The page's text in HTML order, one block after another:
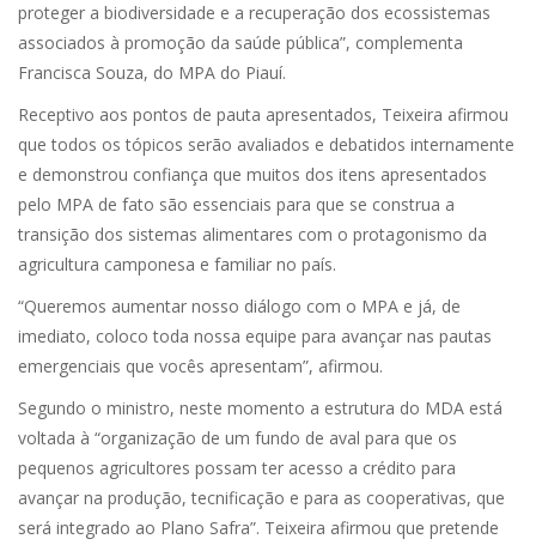
proteger a biodiversidade e a recuperação dos ecossistemas
associados à promoção da saúde pública”, complementa
Francisca Souza, do MPA do Piauí.
Receptivo aos pontos de pauta apresentados, Teixeira afirmou
que todos os tópicos serão avaliados e debatidos internamente
e demonstrou confiança que muitos dos itens apresentados
pelo MPA de fato são essenciais para que se construa a
transição dos sistemas alimentares com o protagonismo da
agricultura camponesa e familiar no país.
“Queremos aumentar nosso diálogo com o MPA e já, de
imediato, coloco toda nossa equipe para avançar nas pautas
emergenciais que vocês apresentam”, afirmou.
Segundo o ministro, neste momento a estrutura do MDA está
voltada à “organização de um fundo de aval para que os
pequenos agricultores possam ter acesso a crédito para
avançar na produção, tecnificação e para as cooperativas, que
será integrado ao Plano Safra”. Teixeira afirmou que pretende